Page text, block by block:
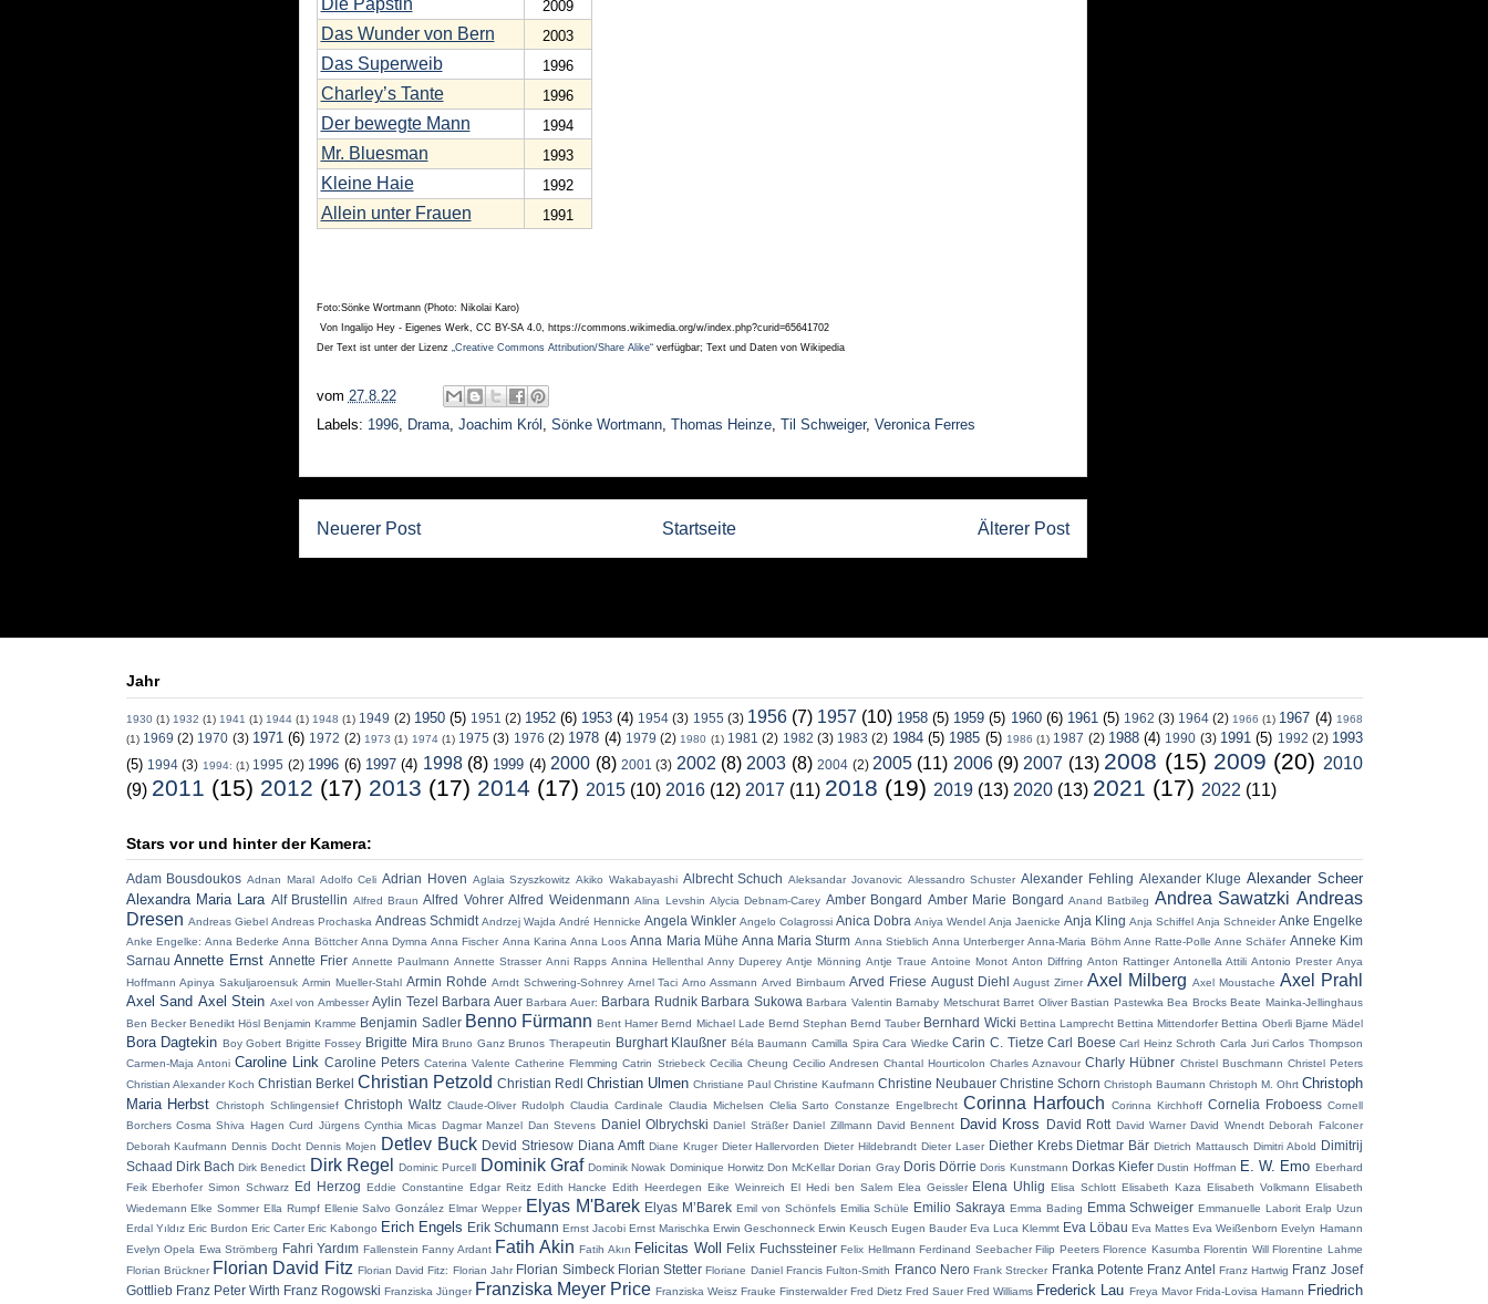
Die Päpstin 2009
Das Wunder von Bern 2003
Das Superweib 1996
Charley’s Tante 1996
Der bewegte Mann 1994
Mr. Bluesman 1993
Kleine Haie 1992
Allein unter Frauen 1991
Foto:Sönke Wortmann (Photo: Nikolai Karo)
Von Ingalijo Hey - Eigenes Werk, CC BY-SA 4.0, https://commons.wikimedia.org/w/index.php?curid=65641702
Der Text ist unter der Lizenz „Creative Commons Attribution/Share Alike“verfügbar; Text und Daten von Wikipedia
vom 27.8.22
Labels: 1996, Drama, Joachim Król , Sönke Wortmann, Thomas Heinze, Til Schweiger, Veronica Ferres
Neuerer Post Älterer Post
Startseite
Jahr
1930 (1) 1932 (1) 1941 (1) 1944 (1) 1948 (1) 1949 (2) 1950 (5) 1951 (2) 1952 (6) 1953 (4) 1954 (3) 1955 (3) 1956 (7) 1957 (10) 1958 (5) 1959 (5) 1960 (6) 1961 (5) 1962 (3) 1964 (2) 1966 (1) 1967 (4) 1968
(1) 1969 (2) 1970 (3) 1971 (6) 1972 (2) 1973 (1) 1974 (1) 1975 (3) 1976 (2) 1978 (4) 1979 (2) 1980 (1) 1981 (2) 1982 (3) 1983 (2) 1984 (5) 1985 (5) 1986 (1) 1987 (2) 1988 (4) 1990 (3) 1991 (5) 1992 (2) 1993
(5) 1994 (3) 1994: (1) 1995 (2) 1996 (6) 1997 (4) 1998 (8) 1999 (4) 2000 (8) 2001 (3) 2002 (8) 2003 (8) 2004 (2) 2005 (11) 2006 (9) 2007 (13) 2008 (15) 2009 (20) 2010
(9) 2011 (15) 2012 (17) 2013 (17) 2014 (17) 2015 (10) 2016 (12) 2017 (11) 2018 (19) 2019 (13) 2020 (13) 2021 (17) 2022 (11)
Stars vor und hinter der Kamera:
Adam Bousdoukos Adnan Maral Adolfo Celi Adrian Hoven Aglaia Szyszkowitz Akiko Wakabayashi Albrecht Schuch Aleksandar Jovanovic Alessandro Schuster Alexander Fehling Alexander Kluge Alexander Scheer
Alexandra Maria Lara Alf Brustellin Alfred Braun Alfred Vohrer Alfred Weidenmann Alina Levshin Alycia Debnam-Carey Amber Bongard Amber Marie Bongard Anand Batbileg Andrea Sawatzki Andreas
Dresen Andreas Giebel Andreas Prochaska Andreas Schmidt Andrzej Wajda André Hennicke Angela Winkler Angelo Colagrossi Anica Dobra Aniya Wendel Anja Jaenicke Anja Kling Anja Schiffel Anja Schneider Anke Engelke
Anke Engelke: Anna Bederke Anna Böttcher Anna Dymna Anna Fischer Anna Karina Anna Loos Anna Maria Mühe Anna Maria Sturm Anna Stieblich Anna Unterberger Anna-Maria Böhm Anne Ratte-Polle Anne Schäfer Anneke Kim
Sarnau Annette Ernst Annette Frier Annette Paulmann Annette Strasser Anni Rapps Annina Hellenthal Anny Duperey Antje Mönning Antje Traue Antoine Monot Anton Diffring Anton Rattinger Antonella Attili Antonio Prester Anya
Hoffmann Apinya Sakuljaroensuk Armin Mueller-Stahl Armin Rohde Arndt Schwering-Sohnrey Arnel Taci Arno Assmann Arved Birnbaum Arved Friese August Diehl August Zirner Axel Milberg Axel Moustache Axel Prahl
Axel Sand Axel Stein Axel von Ambesser Aylin Tezel Barbara Auer Barbara Auer: Barbara Rudnik Barbara Sukowa Barbara Valentin Barnaby Metschurat Barret Oliver Bastian Pastewka Bea Brocks Beate Mainka-Jellinghaus
Ben Becker Benedikt Hösl Benjamin Kramme Benjamin Sadler Benno Fürmann Bent Hamer Bernd Michael Lade Bernd Stephan Bernd Tauber Bernhard Wicki Bettina Lamprecht Bettina Mittendorfer Bettina Oberli Bjarne Mädel
Bora Dagtekin Boy Gobert Brigitte Fossey Brigitte Mira Bruno Ganz Brunos Therapeutin Burghart Klaußner Béla Baumann Camilla Spira Cara Wiedke Carin C. Tietze Carl Boese Carl Heinz Schroth Carla Juri Carlos Thompson
Carmen-Maja Antoni Caroline Link Caroline Peters Caterina Valente Catherine Flemming Catrin Striebeck Cecilia Cheung Cecilio Andresen Chantal Hourticolon Charles Aznavour Charly Hübner Christel Buschmann Christel Peters
Christian Alexander Koch Christian Berkel Christian Petzold Christian Redl Christian Ulmen Christiane Paul Christine Kaufmann Christine Neubauer Christine Schorn Christoph Baumann Christoph M. Ohrt Christoph
Maria Herbst Christoph Schlingensief Christoph Waltz Claude-Oliver Rudolph Claudia Cardinale Claudia Michelsen Clelia Sarto Constanze Engelbrecht Corinna Harfouch Corinna Kirchhoff Cornelia Froboess Cornell
Borchers Cosma Shiva Hagen Curd Jürgens Cynthia Micas Dagmar Manzel Dan Stevens Daniel Olbrychski Daniel Sträßer Daniel Zillmann David Bennent David Kross David Rott David Warner David Wnendt Deborah Falconer
Deborah Kaufmann Dennis Docht Dennis Mojen Detlev Buck Devid Striesow Diana Amft Diane Kruger Dieter Hallervorden Dieter Hildebrandt Dieter Laser Diether Krebs Dietmar Bär Dietrich Mattausch Dimitri Abold
Dimitrij
Schaad Dirk Bach Dirk Benedict Dirk Regel Dominic Purcell Dominik Graf Dominik Nowak Dominique Horwitz Don McKellar Dorian Gray Doris Dörrie Doris Kunstmann Dorkas Kiefer Dustin Hoffman E. W. Emo Eberhard
Feik Eberhofer Simon Schwarz Ed Herzog Eddie Constantine Edgar Reitz Edith Hancke Edith Heerdegen Eike Weinreich El Hedi ben Salem Elea Geissler Elena Uhlig Elisa Schlott Elisabeth Kaza Elisabeth Volkmann Elisabeth
Wiedemann Elke Sommer Ella Rumpf Ellenie Salvo González Elmar Wepper Elyas M'Barek Elyas M’Barek Emil von Schönfels Emilia Schüle Emilio Sakraya Emma Bading Emma Schweiger Emmanuelle Laborit Eralp Uzun
Erdal Yıldız Eric Burdon Eric Carter Eric Kabongo Erich Engels Erik Schumann Ernst Jacobi Ernst Marischka Erwin Geschonneck Erwin Keusch Eugen Bauder Eva Luca Klemmt Eva Löbau Eva Mattes Eva Weißenborn Evelyn Hamann
Evelyn Opela Ewa Strömberg Fahri Yardım Fallenstein Fanny Ardant Fatih Akin Fatih Akın Felicitas Woll Felix Fuchssteiner Felix Hellmann Ferdinand Seebacher Filip Peeters Florence Kasumba Florentin Will Florentine Lahme
Florian Brückner Florian David Fitz Florian David Fitz: Florian Jahr Florian Simbeck Florian Stetter Floriane Daniel Francis Fulton-Smith Franco Nero Frank Strecker Franka Potente Franz Antel Franz Hartwig Franz Josef
Gottlieb Franz Peter Wirth Franz Rogowski Franziska Jünger Franziska Meyer Price Franziska Weisz Frauke Finsterwalder Fred Dietz Fred Sauer Fred Williams Frederick Lau Freya Mavor Frida-Lovisa Hamann Friedrich